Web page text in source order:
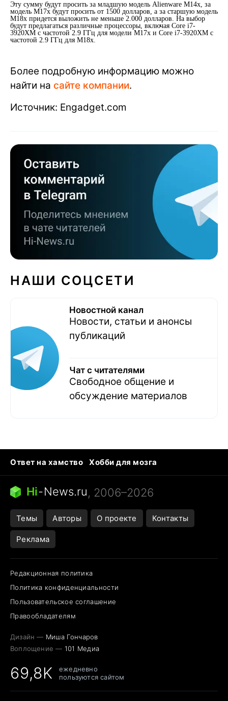
Эту сумму будут просить за младшую модель Alienware M14x, за
модель M17x будут просить от 1500 долларов, а за старшую модель
M18x придется выложить не меньше 2.000 долларов. На выбор
будут предлагаться различные процессоры, включая Core i7-
3920XM с частотой 2.9 ГГц для модели M17x и Core i7-3920XM с
частотой 2.9 ГГц для M18x.
Более подробную информацию можно
найти на сайте компании.
Источник: Engadget.com
НАШИ СОЦСЕТИ
Новостной канал
Новости, статьи и анонсы
публикаций
Чат с читателями
Свободное общение и
обсуждение материалов
Ответ на хамство
Хобби для мозга
Бензин 100 и 95
Тунцы в океанариуме
Следующая пандемия
Hi-News.ru, 2006–2026
Темы Авторы О проекте Контакты
Реклама
Редакционная политика
Политика конфиденциальности
Пользовательское соглашение
Правообладателям
Дизайн — Миша Гончаров
Воплощение — 101 Медиа
69,8K
ежедневно
пользуются сайтом